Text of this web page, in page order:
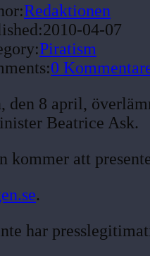
Redaktionen
2010-04-07
Piratism
0
den 8 april,
Beatrice Ask.
kommer att
.
har